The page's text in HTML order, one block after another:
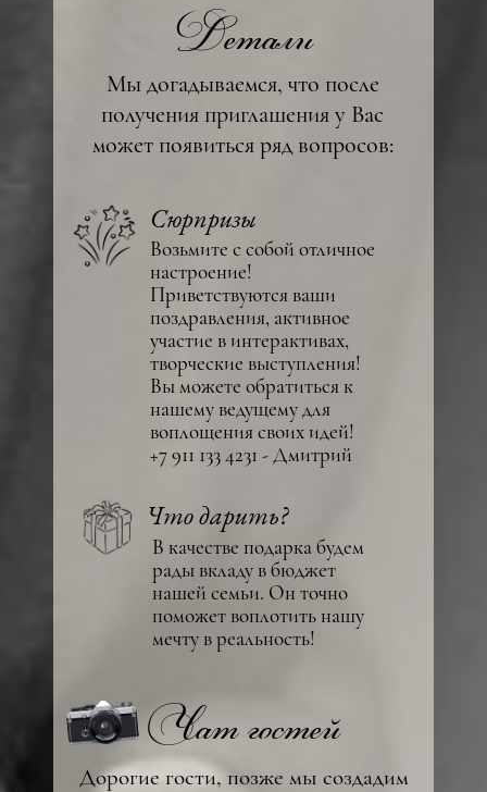
Детали
Мы догадываемся, что после
получения приглашения у Вас
может появиться ряд вопросов:
Сюрпризы
Возьмите с собой отличное
настроение!
Приветствуются ваши
поздравления, активное
участие в интерактивах,
творческие выступления!
Вы можете обратиться к
нашему ведущему для
воплощения своих идей!
+7 911 133 4231 - Дмитрий
Что дарить?
В качестве подарка будем
рады вкладу в бюджет
нашей семьи. Он точно
поможет воплотить нашу
мечту в реальность!
Чат гостей
Дорогие гости, позже мы создадим